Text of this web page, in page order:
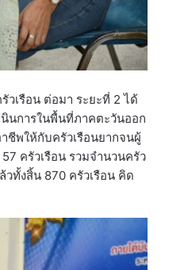
วเรือน ต่อมา ระยะที่ 2 ได้
นินการในพื้นที่ภาคตะวันออก
ชีพให้กับครัวเรือนยากจนผู้
ครัวเรือน รวมจำนวนครัว
ทั้งสิ้น 870 ครัวเรือน คิด